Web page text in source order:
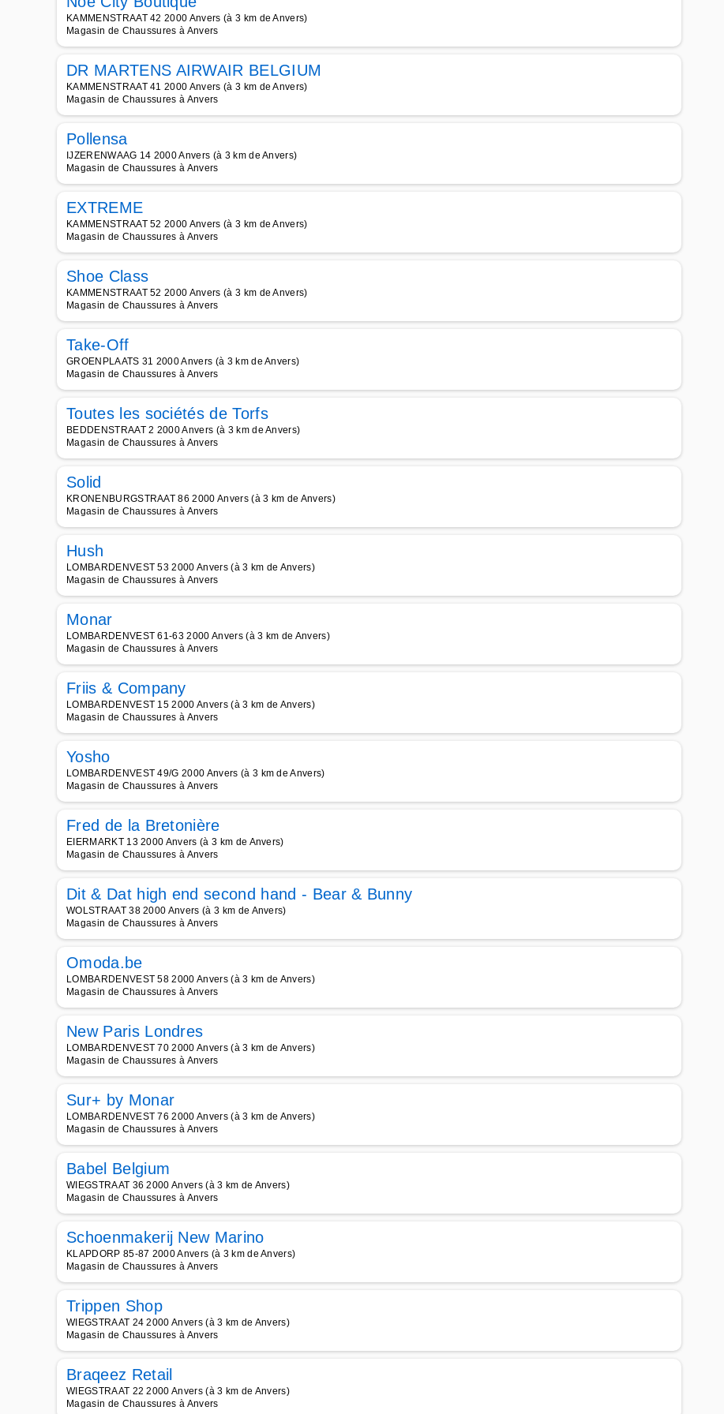
KAMMENSTRAAT 42 2000 Anvers (à 3 km de Anvers)
Magasin de Chaussures à Anvers
DR MARTENS AIRWAIR BELGIUM
KAMMENSTRAAT 41 2000 Anvers (à 3 km de Anvers)
Magasin de Chaussures à Anvers
Pollensa
IJZERENWAAG 14 2000 Anvers (à 3 km de Anvers)
Magasin de Chaussures à Anvers
EXTREME
KAMMENSTRAAT 52 2000 Anvers (à 3 km de Anvers)
Magasin de Chaussures à Anvers
Shoe Class
KAMMENSTRAAT 52 2000 Anvers (à 3 km de Anvers)
Magasin de Chaussures à Anvers
Take-Off
GROENPLAATS 31 2000 Anvers (à 3 km de Anvers)
Magasin de Chaussures à Anvers
Toutes les sociétés de Torfs
BEDDENSTRAAT 2 2000 Anvers (à 3 km de Anvers)
Magasin de Chaussures à Anvers
Solid
KRONENBURGSTRAAT 86 2000 Anvers (à 3 km de Anvers)
Magasin de Chaussures à Anvers
Hush
LOMBARDENVEST 53 2000 Anvers (à 3 km de Anvers)
Magasin de Chaussures à Anvers
Monar
LOMBARDENVEST 61-63 2000 Anvers (à 3 km de Anvers)
Magasin de Chaussures à Anvers
Friis & Company
LOMBARDENVEST 15 2000 Anvers (à 3 km de Anvers)
Magasin de Chaussures à Anvers
Yosho
LOMBARDENVEST 49/G 2000 Anvers (à 3 km de Anvers)
Magasin de Chaussures à Anvers
Fred de la Bretonière
EIERMARKT 13 2000 Anvers (à 3 km de Anvers)
Magasin de Chaussures à Anvers
Dit & Dat high end second hand - Bear & Bunny
WOLSTRAAT 38 2000 Anvers (à 3 km de Anvers)
Magasin de Chaussures à Anvers
Omoda.be
LOMBARDENVEST 58 2000 Anvers (à 3 km de Anvers)
Magasin de Chaussures à Anvers
New Paris Londres
LOMBARDENVEST 70 2000 Anvers (à 3 km de Anvers)
Magasin de Chaussures à Anvers
Sur+ by Monar
LOMBARDENVEST 76 2000 Anvers (à 3 km de Anvers)
Magasin de Chaussures à Anvers
Babel Belgium
WIEGSTRAAT 36 2000 Anvers (à 3 km de Anvers)
Magasin de Chaussures à Anvers
Schoenmakerij New Marino
KLAPDORP 85-87 2000 Anvers (à 3 km de Anvers)
Magasin de Chaussures à Anvers
Trippen Shop
WIEGSTRAAT 24 2000 Anvers (à 3 km de Anvers)
Magasin de Chaussures à Anvers
Braqeez Retail
WIEGSTRAAT 22 2000 Anvers (à 3 km de Anvers)
Magasin de Chaussures à Anvers